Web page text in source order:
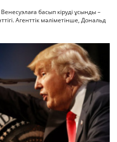
басып кіруді ұсынды –
Агенттік мәліметінше, Дональд